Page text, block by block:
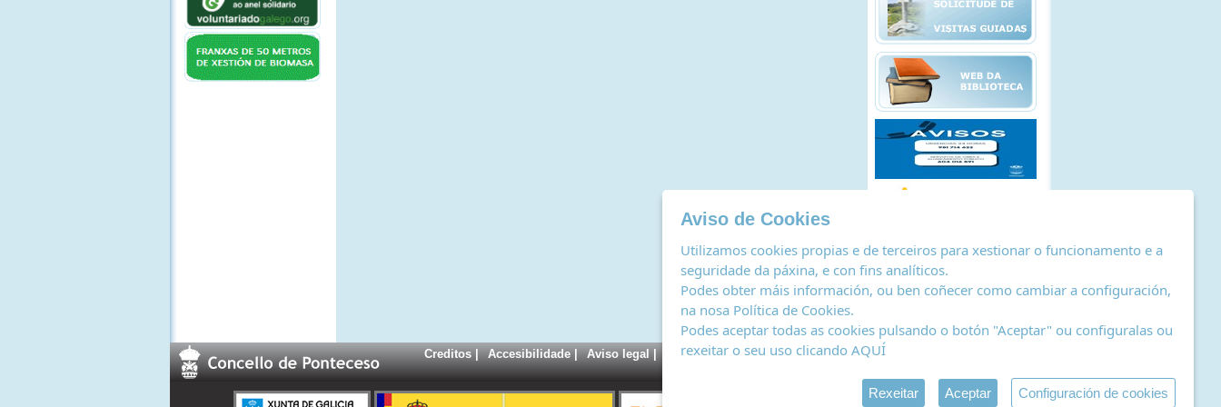
Creditos| Accesibilidade| Aviso legal| Política de cookies| Rexistro de actividades de tratamento
Aviso de Cookies
Utilizamos cookies propias e de terceiros para xestionar o funcionamento e a
seguridade da páxina, e con fins analíticos.
Podes obter máis información, ou ben coñecer como cambiar a configuración,
na nosa Política de Cookies.
Podes aceptar todas as cookies pulsando o botón "Aceptar" ou configuralas ou
rexeitar o seu uso clicando AQUÍ
Rexeitar Aceptar Configuración de cookies